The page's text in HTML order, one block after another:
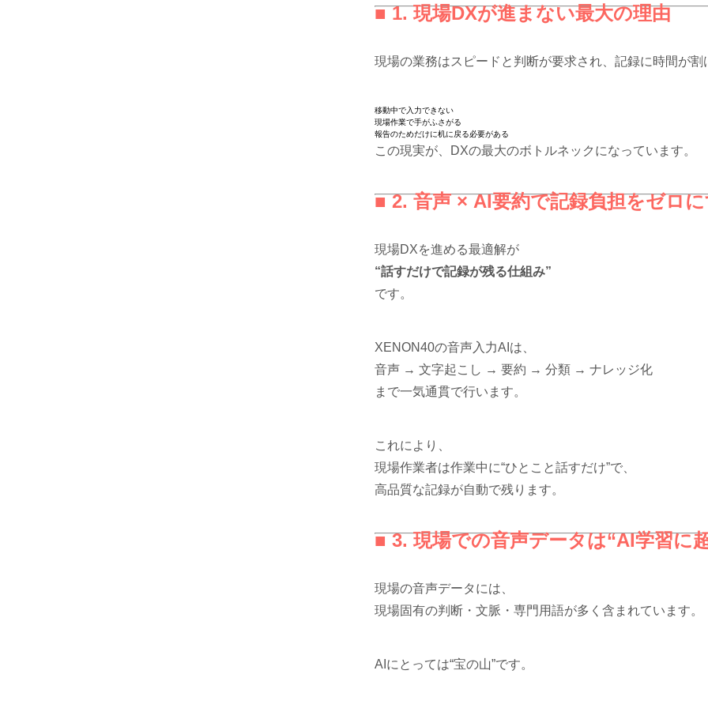
■ 1. 現場DXが進まない最大の理由
現場の業務はスピードと判断が要求され、記録に時間が割
移動中で入力できない
現場作業で手がふさがる
報告のためだけに机に戻る必要がある
この現実が、DXの最大のボトルネックになっています。
■ 2. 音声 × AI要約で記録負担をゼロ
現場DXを進める最適解が
“話すだけで記録が残る仕組み”
です。
XENON40の音声入力AIは、
音声 → 文字起こし → 要約 → 分類 → ナレッジ化
まで一気通貫で行います。
これにより、
現場作業者は作業中に“ひとこと話すだけ”で、
高品質な記録が自動で残ります。
■ 3. 現場での音声データは“AI学習に
現場の音声データには、
現場固有の判断・文脈・専門用語が多く含まれています。
AIにとっては“宝の山”です。